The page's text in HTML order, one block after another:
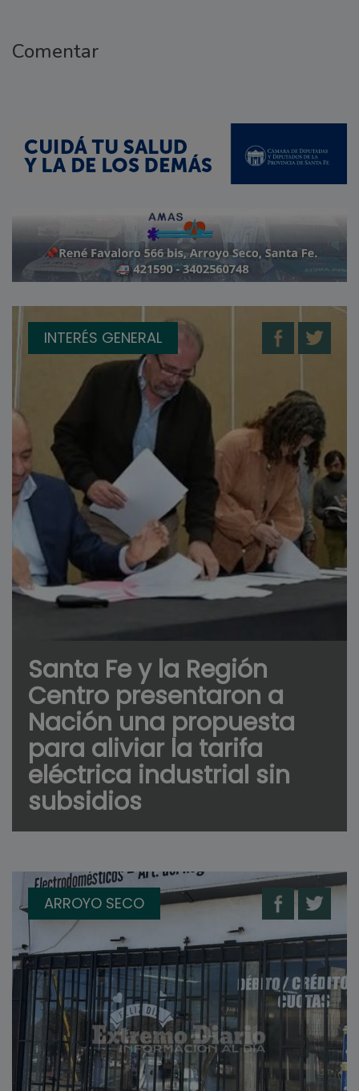
Comentar
INTERÉS GENERAL
Santa Fe y la Región
Centro presentaron a
Nación una propuesta
para aliviar la tarifa
eléctrica industrial sin
subsidios
ARROYO SECO